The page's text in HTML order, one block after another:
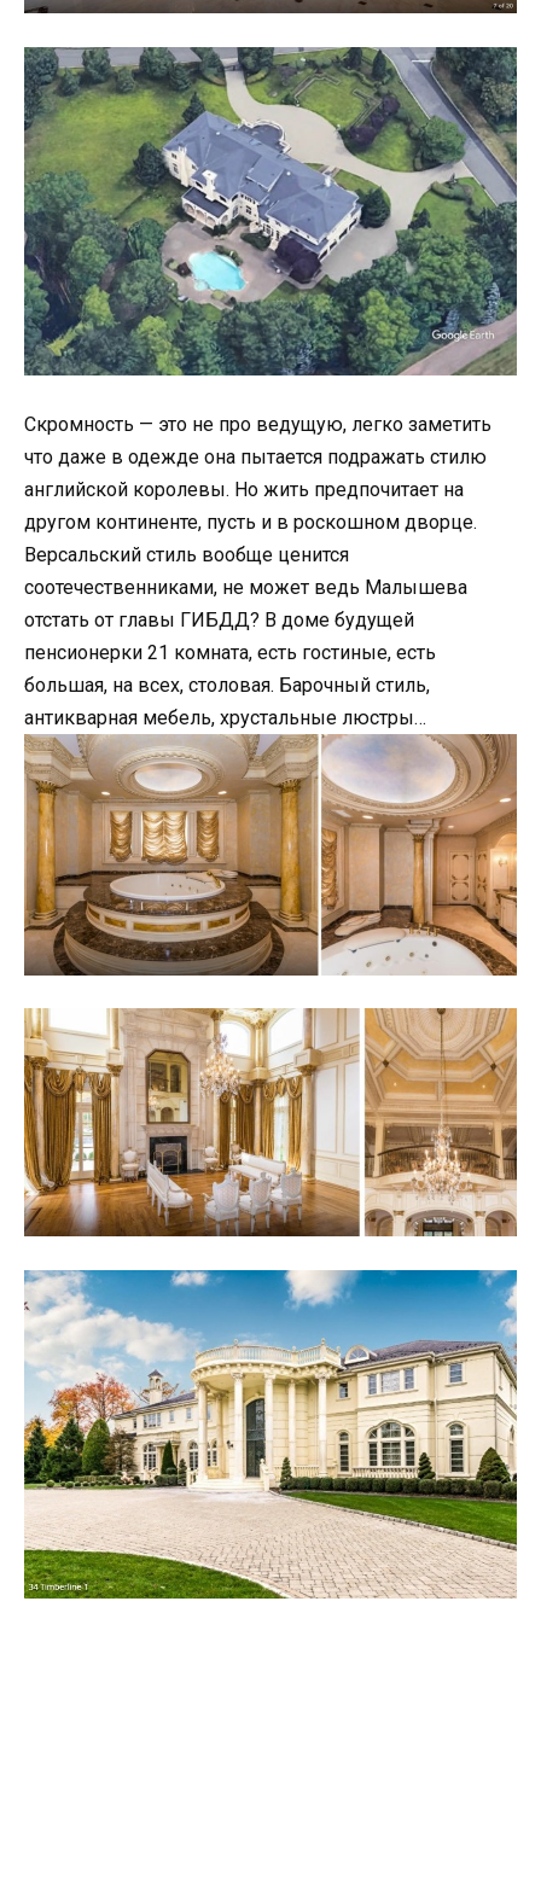
Скромность — это не про ведущую, легко заметить
что даже в одежде она пытается подражать стилю
английской королевы. Но жить предпочитает на
другом континенте, пусть и в роскошном дворце.
Версальский стиль вообще ценится
соотечественниками, не может ведь Малышева
отстать от главы ГИБДД? В доме будущей
пенсионерки 21 комната, есть гостиные, есть
большая, на всех, столовая. Барочный стиль,
антикварная мебель, хрустальные люстры…